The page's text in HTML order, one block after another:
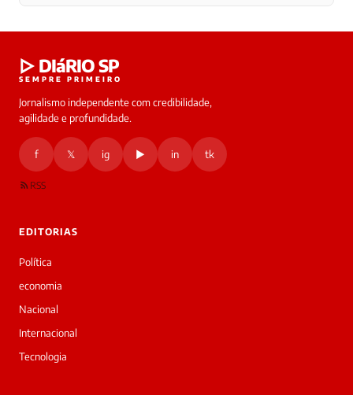
▷ DIáRIO SP
SEMPRE PRIMEIRO
Jornalismo independente com credibilidade,
agilidade e profundidade.
f 𝕏 ig ▶ in tk
RSS
EDITORIAS
Política
economia
Nacional
Internacional
Tecnologia